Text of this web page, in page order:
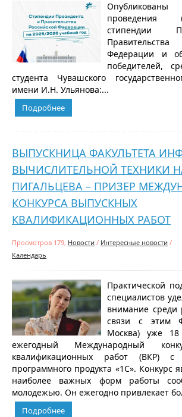
проведения
стипендии
Федерации и
победителей,
студента Чувашского
имени И.Н. Ульянова:...
Подробнее
ВЫПУСКНИЦА ФАКУЛЬТЕТА
ВЫЧИСЛИТЕЛЬНОЙ ТЕХНИКИ
ПИГАЛЬЦЕВА – ПРИЗЕР
КОНКУРСА ВЫПУСКНЫХ
КВАЛИФИКАЦИОННЫХ РАБОТ
Просмотров 179, Новости / Интересные новости /
Календарь
Практической
специалистов
внимание среди
связи с этим
Москва) уже 18
ежегодный Международный
квалификационных работ (ВКР) с
программного продукта «1С». Конкурс
наиболее важных форм работы
молодежью. Он ежегодно привлекает
Подробнее